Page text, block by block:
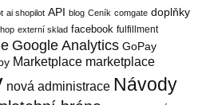
ai shopilot API blog Ceník comgate doplňky
externí sklad facebook fulfillment
Google Analytics GoPay
Marketplace marketplace
nová administrace Návody